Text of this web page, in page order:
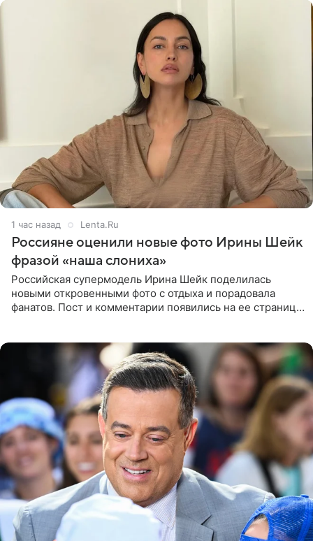
1 час назад Lenta.Ru
Россияне оценили новые фото Ирины Шейк
фразой «наша слониха»
Российская супермодель Ирина Шейк поделилась
новыми откровенными фото с отдыха и порадовала
фанатов. Пост и комментарии появились на ее странице